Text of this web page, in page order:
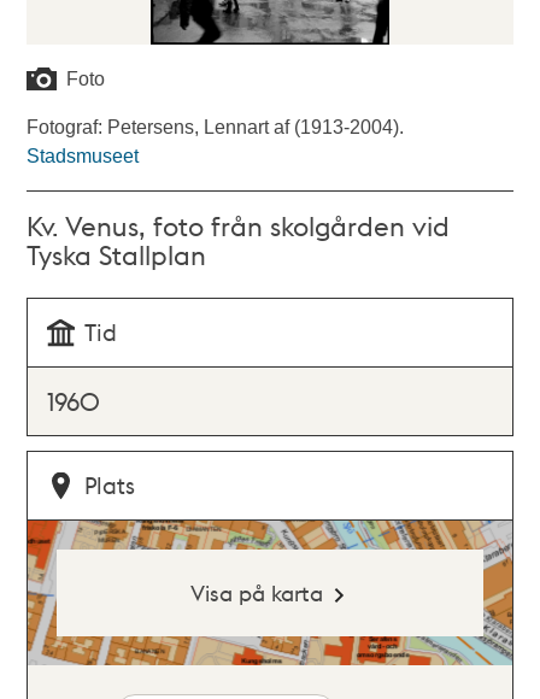
Foto
Fotograf: Petersens, Lennart af (1913-2004).
Stadsmuseet
Kv. Venus, foto från skolgården vid
Tyska Stallplan
Tid
1960
Plats
Visa på karta